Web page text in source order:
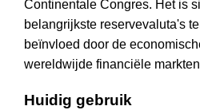
Continentale Congres. Het is
belangrijkste reservevaluta's
beïnvloed door de
wereldwijde financiële
Huidig gebruik